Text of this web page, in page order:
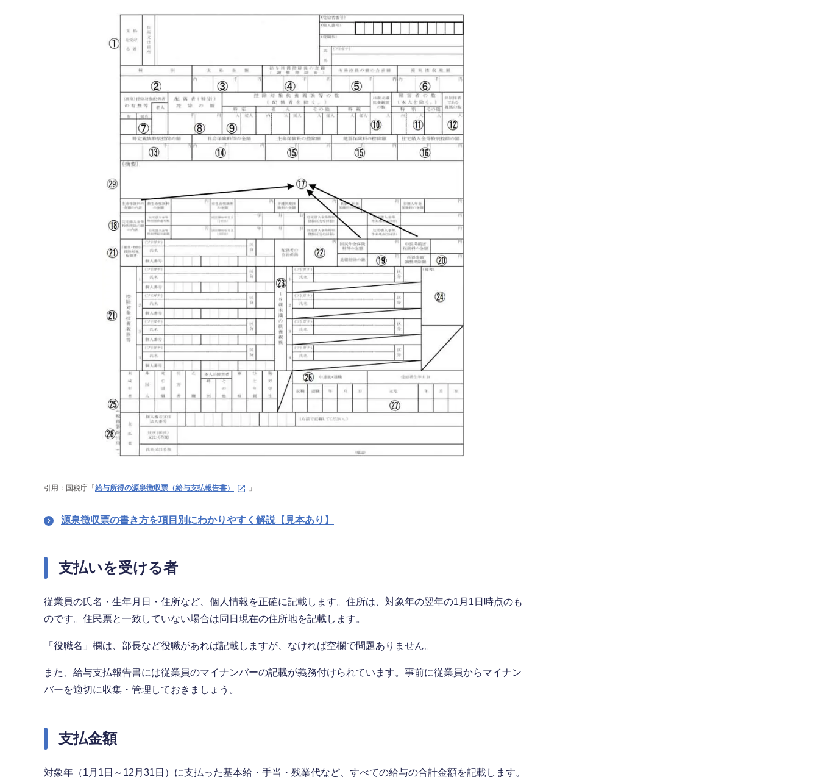
引用：国税庁「給与所得の源泉徴収票（給与支払報告書） 」
源泉徴収票の書き方を項目別にわかりやすく解説【見本あり】
支払いを受ける者
従業員の氏名・生年月日・住所など、個人情報を正確に記載します。住所は、対象年の翌年の1月1日時点のも
のです。住民票と一致していない場合は同日現在の住所地を記載します。
「役職名」欄は、部長など役職があれば記載しますが、なければ空欄で問題ありません。
また、給与支払報告書には従業員のマイナンバーの記載が義務付けられています。事前に従業員からマイナン
バーを適切に収集・管理しておきましょう。
支払金額
対象年（1月1日～12月31日）に支払った基本給・手当・残業代など、すべての給与の合計金額を記載します。